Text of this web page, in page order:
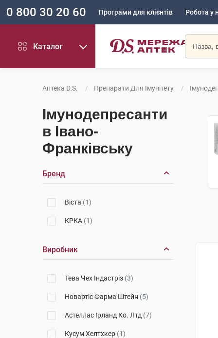
0 800 30 20 60 Програми для клієнтів Робота у
Каталог
Аптека D.S. Препарати Для Імунітету
Імунодепресанти
в Івано-
Франківську
Бренд
Віста (1)
КРКА (1)
Виробник
Тева Чех Індастріз (3)
Новартіс Фарма Штейн (5)
Астеллас Ірланд Ко. Лтд (7)
Кусум Хелтхкер (1)